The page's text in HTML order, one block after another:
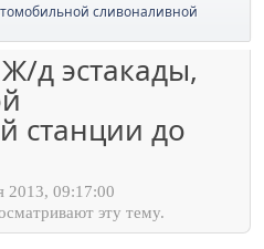
сливоналивной
д эстакады,
станции до
2013, 09:17:00
эту тему.